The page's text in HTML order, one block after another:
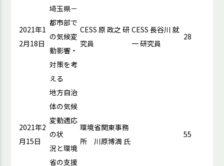
2021年1
2月18日
埼玉県－
都市部で
の気候変
動影響・
対策を考
える
CESS 原 政之 研
究員
CESS 長谷川 就
一 研究員
28
2021年2
月15日
地方自治
体の気候
変動適応
の状
況と環境
省の支援
環境省関東事務
所 川原博満 氏
55